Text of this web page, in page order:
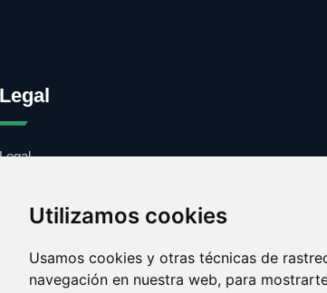
Utilizamos cookies
Usamos cookies y otras técnicas de
navegación en nuestra web, para
Legal
Legal
Contacto